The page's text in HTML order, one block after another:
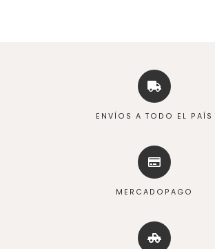
ENVÍOS A TODO EL PAÍS
MERCADOPAGO